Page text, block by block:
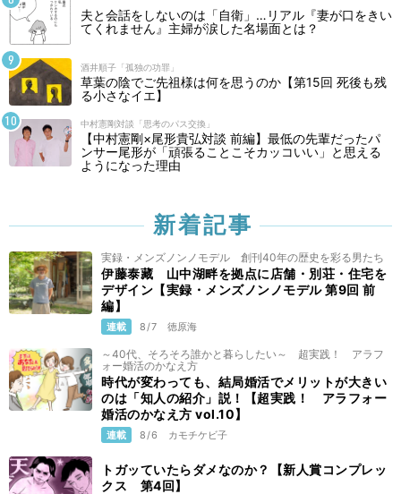
夫と会話をしないのは「自衛」…リアル『妻が口をきい
てくれません』主婦が涙した名場面とは？
酒井順子「孤独の功罪」
草葉の陰でご先祖様は何を思うのか【第15回 死後も残
る小さなイエ】
中村憲剛対談「思考のパス交換」
【中村憲剛×尾形貴弘対談 前編】最低の先輩だったパ
ンサー尾形が「頑張ることこそカッコいい」と思える
ようになった理由
新着記事
実録・メンズノンノモデル 創刊40年の歴史を彩る男たち
伊藤泰藏 山中湖畔を拠点に店舗・別荘・住宅を
デザイン【実録・メンズノンノモデル 第9回 前
編】
連載 8/7 徳原海
～40代、そろそろ誰かと暮らしたい～ 超実践！ アラフ
ォー婚活のかなえ方
時代が変わっても、結局婚活でメリットが大きい
のは「知人の紹介」説！【超実践！ アラフォー
婚活のかなえ方 vol.10】
連載 8/6 カモチケビ子
トガッていたらダメなのか？【新人賞コンプレッ
クス 第4回】